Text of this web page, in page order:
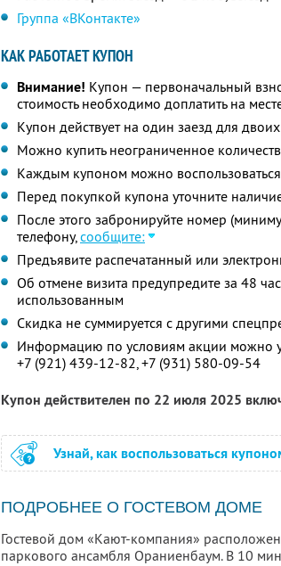
Группа «ВКонтакте»
КАК РАБОТАЕТ КУПОН
Внимание! Купон — первоначальный
стоимость необходимо доплатить на
Купон действует на один заезд для двоих
Можно купить неограниченное
Каждым купоном можно
Перед покупкой купона уточните
После этого забронируйте номер
телефону,сообщите:
Предъявите распечатанный или
Об отмене визита предупредите за 48
использованным
Скидка не суммируется с другими
Информацию по условиям акции можно
+7 (921) 439-12-82, +7 (931) 580-09-54
Купон действителен по 22 июля 2025
Узнай, как воспользоваться
ПОДРОБНЕЕ О ГОСТЕВОМ ДОМЕ
Гостевой дом «Кают-компания»
паркового ансамбля Ораниенбаум. В 10